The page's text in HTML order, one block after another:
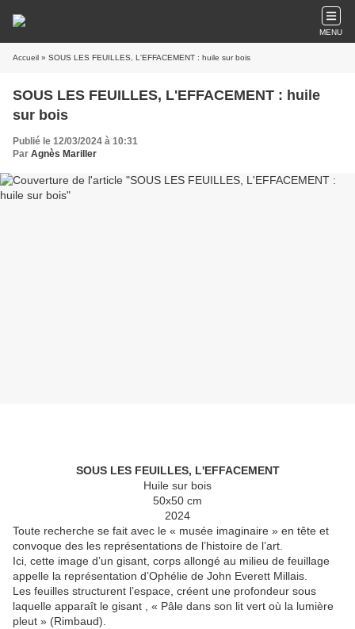
MENU
Accueil » SOUS LES FEUILLES, L'EFFACEMENT : huile sur bois
SOUS LES FEUILLES, L'EFFACEMENT : huile
sur bois
Publié le 12/03/2024 à 10:31
Par Agnès Mariller
SOUS LES FEUILLES, L'EFFACEMENT
Huile sur bois
50x50 cm
2024
Toute recherche se fait avec le « musée imaginaire » en tête et
convoque des les représentations de l’histoire de l’art.
Ici, cette image d’un gisant, corps allongé au milieu de feuillage
appelle la représentation d’Ophélie de John Everett Millais.
Les feuilles structurent l’espace, créent une profondeur sous
laquelle apparaît le gisant , « Pâle dans son lit vert où la lumière
pleut » (Rimbaud).